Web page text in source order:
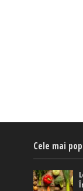
Cele mai